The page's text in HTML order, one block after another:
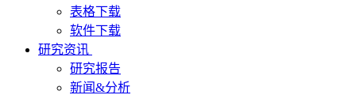
表格下载
软件下载
研究资讯
研究报告
新闻&分析